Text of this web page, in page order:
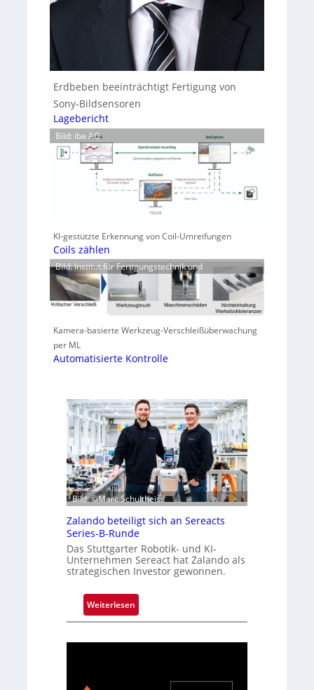
Erdbeben beeinträchtigt Fertigung von
Sony-Bildsensoren
Lagebericht
Bild: iba AG
KI-gestützte Erkennung von Coil-Umreifungen
Coils zählen
Bild: Institut für Fertigungstechnik und
Kamera-basierte Werkzeug-Verschleißüberwachung
per ML
Automatisierte Kontrolle
Bild: ©Marc Schultheiss
Zalando beteiligt sich an Sereacts
Series-B-Runde
Das Stuttgarter Robotik- und KI-
Unternehmen Sereact hat Zalando als
strategischen Investor gewonnen.
Weiterlesen:
Z